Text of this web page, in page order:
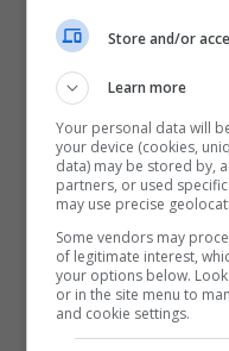
Store and/or
Learn more
Your personal data will
your device (cookies,
data) may be stored by,
partners, or used
may use precise
Some vendors may
of legitimate interest,
your options below.
or in the site menu to
and cookie settings.